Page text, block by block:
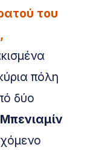
του
πόλη
δύο
Μπενιαμίν